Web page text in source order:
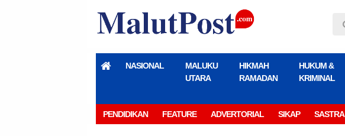
NASIONAL
MALUKU
UTARA
HIKMAH
RAMADAN
HUKUM &
KRIMINAL
PENDIDIKAN FEATURE ADVERTORIAL SIKAP SASTRA